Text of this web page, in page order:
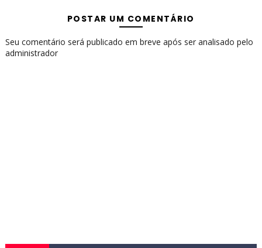
POSTAR UM COMENTÁRIO
Seu comentário será publicado em breve após ser analisado pelo
administrador